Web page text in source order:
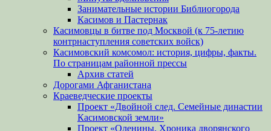
Занимательные истории Библиогорода
Касимов и Пастернак
Касимовцы в битве под Москвой (к 75-летию
контрнаступления советских войск)
Касимовский комсомол: история, цифры, факты.
По страницам районной прессы
Архив статей
Дорогами Афганистана
Краеведческие проекты
Проект «Двойной след. Семейные династии
Касимовской земли»
Проект «Оленины. Хроника дворянского